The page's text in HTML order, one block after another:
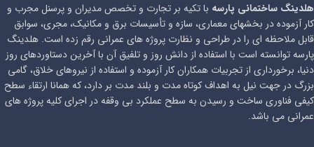
هلدینگ ساختمانی پارسه با تکیه بر تجارت و تخصص مدیران و پرسنل مجرب و
کار آزموده در بخشهای معماری، سازه و تأسیسات برق و مکانیک، مجری، سوابق
قابل ملاحظه ای را در طراحی و نظارت پروژه های عمرانی رقم زده است. هلدینگ
پارسه توانسته است با استفاده از دانش روز و تلفیق آن با آخرین دستاوردهای روز
دنیا، برخورداری از تجربیات همکاران کار آزموده و استفاده از نیروهای خلاق، گامی
بزرگ در جهت نیل به اهداف کوتاه مدت و بلند مدت بر دارد، که همانا ارتقاء سطح
کیفی فناوری ساخت و رسیدن به سطح عملکرد بی وقفه در اجرای کلیه پروژه های
عمرانی می باشد.